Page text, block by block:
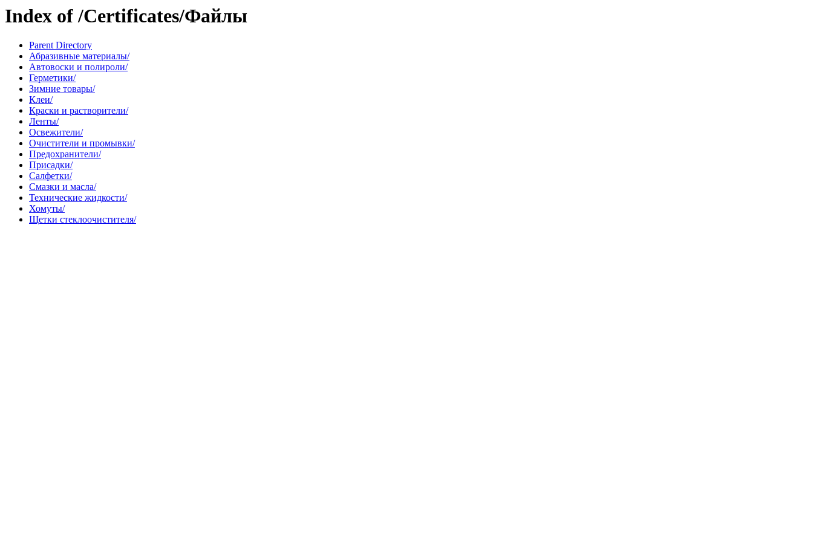
Index of /Certificates/Файлы
Parent Directory
Абразивные материалы/
Автовоски и полироли/
Герметики/
Зимние товары/
Клеи/
Краски и растворители/
Ленты/
Освежители/
Очистители и промывки/
Предохранители/
Присадки/
Салфетки/
Смазки и масла/
Технические жидкости/
Хомуты/
Щетки стеклоочистителя/